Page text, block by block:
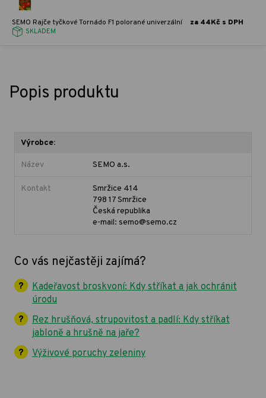
SEMO Rajče tyčkové Tornádo F1 polorané univerzální za 44Kč s DPH
SKLADEM
Popis produktu
Výrobce:
Název SEMO a.s.
Kontakt
Smržice 414
798 17 Smržice
Česká republika
e-mail: semo@semo.cz
Co vás nejčastěji zajímá?
Kadeřavost broskvoní: Kdy stříkat a jak ochránit
úrodu
Rez hrušňová, strupovitost a padlí: Kdy stříkat
jabloně a hrušně na jaře?
Výživové poruchy zeleniny